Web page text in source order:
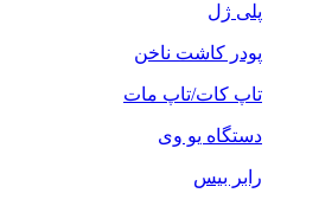
پلی ژل
پودر کاشت ناخن
تاپ کات/تاپ مات
دستگاه یو وی
رابر بیس